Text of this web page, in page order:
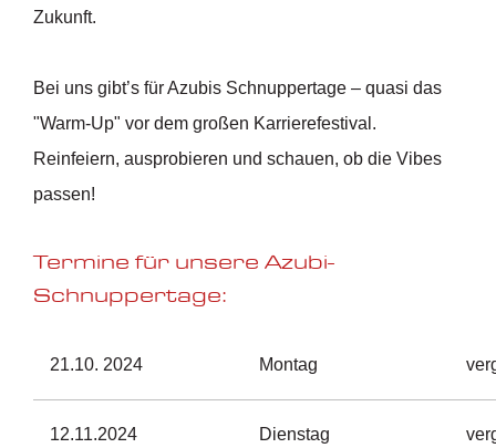
Zukunft.
Bei uns gibt’s für Azubis Schnuppertage – quasi das
"Warm-Up" vor dem großen Karrierefestival.
Reinfeiern, ausprobieren und schauen, ob die Vibes
passen!
Termine für unsere Azubi-
Schnuppertage:
21.10. 2024 Montag
12.11.2024 Dienstag